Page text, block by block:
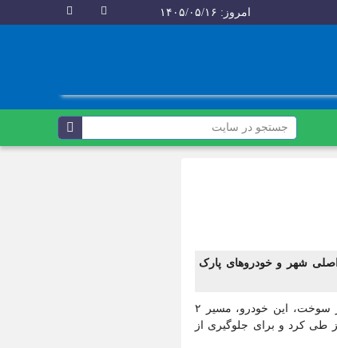
امروز: ۱۴۰۵/۰۵/۱۶
شهر و خودرو‌های پارک
به گزارش کاسپین رئیس اورژانس شهر لوشان گفت:بنا به گفته راننده خودروی تانکر سوخت، این خودرو، مسیر ۲
طی کرد و برای جلوگیری از